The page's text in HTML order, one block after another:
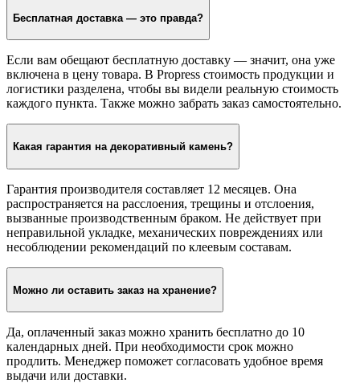
Бесплатная доставка — это правда?
Если вам обещают бесплатную доставку — значит, она уже
включена в цену товара. В Propress стоимость продукции и
логистики разделена, чтобы вы видели реальную стоимость
каждого пункта. Также можно забрать заказ самостоятельно.
Какая гарантия на декоративный камень?
Гарантия производителя составляет 12 месяцев. Она
распространяется на расслоения, трещины и отслоения,
вызванные производственным браком. Не действует при
неправильной укладке, механических повреждениях или
несоблюдении рекомендаций по клеевым составам.
Можно ли оставить заказ на хранение?
Да, оплаченный заказ можно хранить бесплатно до 10
календарных дней. При необходимости срок можно
продлить. Менеджер поможет согласовать удобное время
выдачи или доставки.